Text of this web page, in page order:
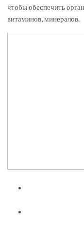
чтобы обеспечить
витаминов, минералов.